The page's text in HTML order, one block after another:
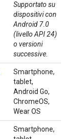
Supportato su
dispositivi con
Android 7.0
(livello API 24)
o versioni
successive.
Smartphone,
tablet,
Android Go,
ChromeOS,
Wear OS
Smartphone,